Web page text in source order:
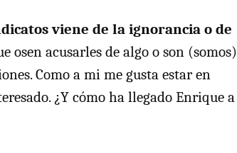
viene de la ignorancia o de
osen acusarles de algo o son (somos)
Como a mi me gusta estar en
¿Y cómo ha llegado Enrique a